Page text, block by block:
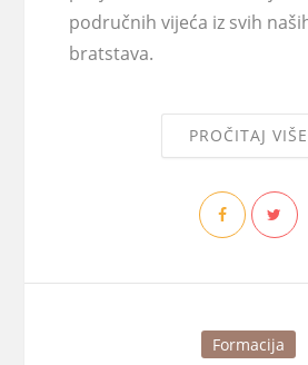
područnih vijeća iz svih
bratstava.
PROČITAJ VIŠE
Formacija